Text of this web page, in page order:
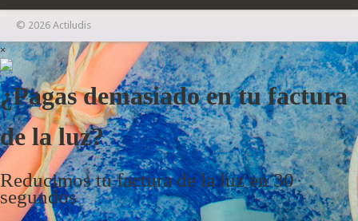
© 2026 Actiludis
×
¿Pagas demasiado en tu factura
de la luz?
Reducimos tu factura de la luz en 30
segundos